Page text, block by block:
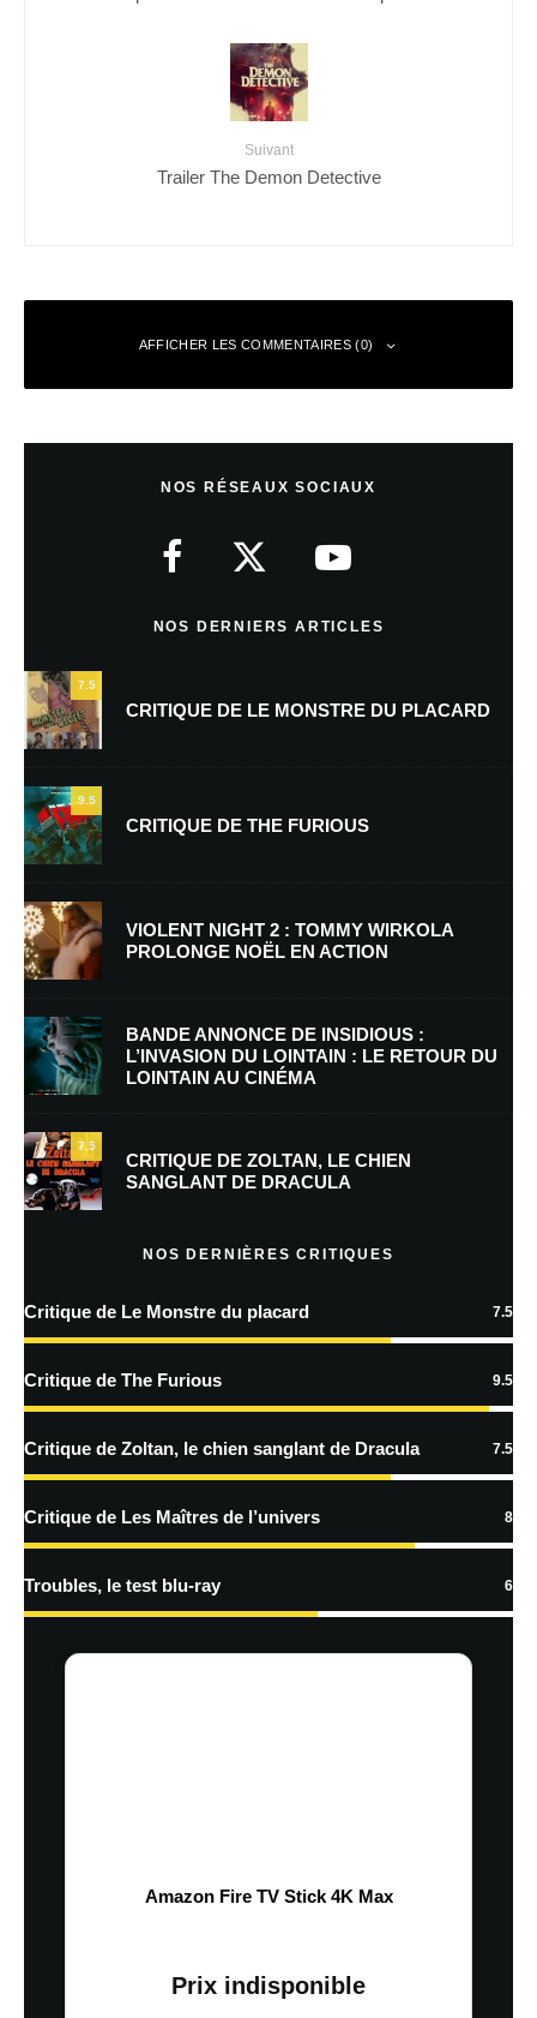
Suivant
Trailer The Demon Detective
AFFICHER LES COMMENTAIRES (0)
Nom*
E-mail
Enregistrer mon nom, mon e-mail et mon site dans le navigateur pour
mon prochain commentaire.
Prévenez-moi de tous les nouveaux commentaires par e-mail.
Prévenez-moi de tous les nouveaux articles par e-mail.
En savoir
traitées
NOS RÉSEAUX SOCIAUX
NOS DERNIERS ARTICLES
7.5
CRITIQUE DE LE MONSTRE DU PLACARD
9.5
CRITIQUE DE THE FURIOUS
VIOLENT NIGHT 2 : TOMMY WIRKOLA
PROLONGE NOËL EN ACTION
BANDE ANNONCE DE INSIDIOUS :
L’INVASION DU LOINTAIN : LE RETOUR DU
LOINTAIN AU CINÉMA
7.5
CRITIQUE DE ZOLTAN, LE CHIEN
SANGLANT DE DRACULA
NOS DERNIÈRES CRITIQUES
Critique de Le Monstre du placard 7.5
Critique de The Furious 9.5
Critique de Zoltan, le chien sanglant de Dracula 7.5
Critique de Les Maîtres de l’univers 8
Troubles, le test blu-ray 6
Amazon Fire TV Stick 4K Max
Prix indisponible